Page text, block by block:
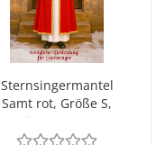
Sternsingermantel
Samt rot, Größe S,
Länge 95 cm